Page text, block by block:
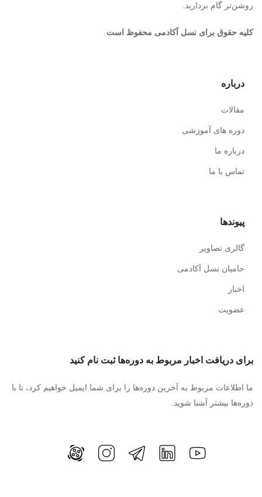
روشن‌تر گام بردارید.
کلیه حقوق برای نسل آکادمی محفوظ است
درباره
مقالات
دوره های آموزشی
درباره ما
تماس با ما
پیوندها
گالری تصاویر
حامیان نسل آکادمی
اخبار
عضویت
برای دریافت اخبار مربوط به دوره‌ها ثبت نام کنید
ما اطلاعات مربوط به آخرین دوره‌ها را برای شما ایمیل خواهیم کرد، تا با
دوره‌ها بیشتر آشنا شوید.